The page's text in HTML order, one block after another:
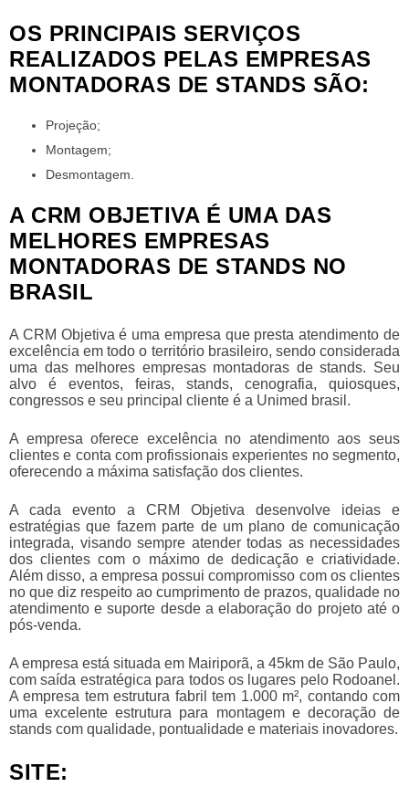
OS PRINCIPAIS SERVIÇOS
REALIZADOS PELAS EMPRESAS
MONTADORAS DE STANDS SÃO:
Projeção;
Montagem;
Desmontagem.
A CRM OBJETIVA É UMA DAS
MELHORES EMPRESAS
MONTADORAS DE STANDS NO
BRASIL
A CRM Objetiva é uma empresa que presta atendimento de
excelência em todo o território brasileiro, sendo considerada
uma das melhores empresas montadoras de stands. Seu
alvo é eventos, feiras, stands, cenografia, quiosques,
congressos e seu principal cliente é a Unimed brasil.
A empresa oferece excelência no atendimento aos seus
clientes e conta com profissionais experientes no segmento,
oferecendo a máxima satisfação dos clientes.
A cada evento a CRM Objetiva desenvolve ideias e
estratégias que fazem parte de um plano de comunicação
integrada, visando sempre atender todas as necessidades
dos clientes com o máximo de dedicação e criatividade.
Além disso, a empresa possui compromisso com os clientes
no que diz respeito ao cumprimento de prazos, qualidade no
atendimento e suporte desde a elaboração do projeto até o
pós-venda.
A empresa está situada em Mairiporã, a 45km de São Paulo,
com saída estratégica para todos os lugares pelo Rodoanel.
A empresa tem estrutura fabril tem 1.000 m², contando com
uma excelente estrutura para montagem e decoração de
stands com qualidade, pontualidade e materiais inovadores.
SITE: